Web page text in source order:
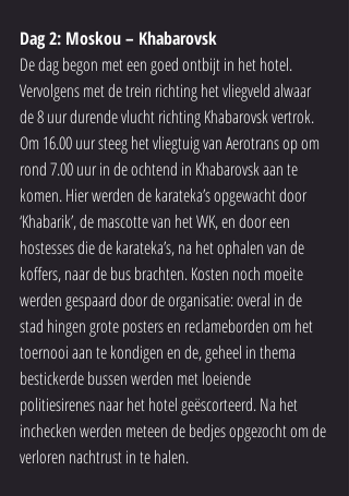
Dag 2: Moskou – Khabarovsk
De dag begon met een goed ontbijt in het hotel.
Vervolgens met de trein richting het vliegveld alwaar
de 8 uur durende vlucht richting Khabarovsk vertrok.
Om 16.00 uur steeg het vliegtuig van Aerotrans op om
rond 7.00 uur in de ochtend in Khabarovsk aan te
komen. Hier werden de karateka’s opgewacht door
‘Khabarik’, de mascotte van het WK, en door een
hostesses die de karateka’s, na het ophalen van de
koffers, naar de bus brachten. Kosten noch moeite
werden gespaard door de organisatie: overal in de
stad hingen grote posters en reclameborden om het
toernooi aan te kondigen en de, geheel in thema
bestickerde bussen werden met loeiende
politiesirenes naar het hotel geëscorteerd. Na het
inchecken werden meteen de bedjes opgezocht om de
verloren nachtrust in te halen.